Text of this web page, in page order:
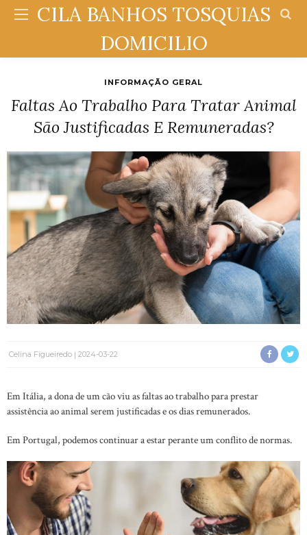
CILA BANHOS TOSQUIAS
DOMICILIO
INFORMAÇÃO GERAL
Faltas Ao Trabalho Para Tratar Animal
São Justificadas E Remuneradas?
Celina Figueiredo 2024-03-22
Em Itália, a dona de um cão viu as faltas ao trabalho para prestar
assistência ao animal serem justificadas e os dias remunerados.
Em Portugal, podemos continuar a estar perante um conflito de normas.